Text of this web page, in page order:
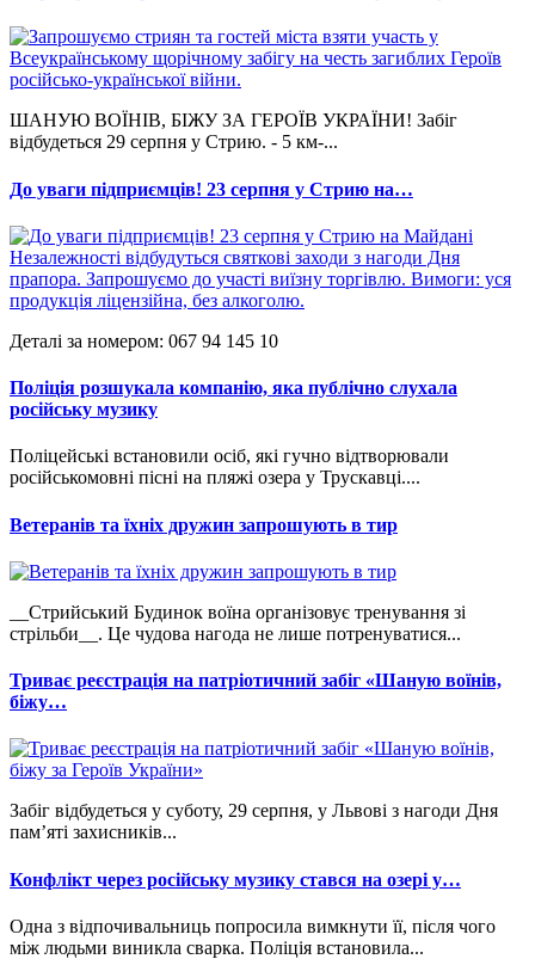
ШАНУЮ ВОЇНІВ, БІЖУ ЗА ГЕРОЇВ УКРАЇНИ! Забіг
відбудеться 29 серпня у Стрию. - 5 км-...
До уваги підприємців! 23 серпня у Стрию на…
Деталі за номером: 067 94 145 10
Поліція розшукала компанію, яка публічно слухала
російську музику
Поліцейські встановили осіб, які гучно відтворювали
російськомовні пісні на пляжі озера у Трускавці....
Ветеранів та їхніх дружин запрошують в тир
__Стрийський Будинок воїна організовує тренування зі
стрільби__. Це чудова нагода не лише потренуватися...
Триває реєстрація на патріотичний забіг «Шаную воїнів,
біжу…
Забіг відбудеться у суботу, 29 серпня, у Львові з нагоди Дня
пам’яті захисників...
Конфлікт через російську музику стався на озері у…
Одна з відпочивальниць попросила вимкнути її, після чого
між людьми виникла сварка. Поліція встановила...